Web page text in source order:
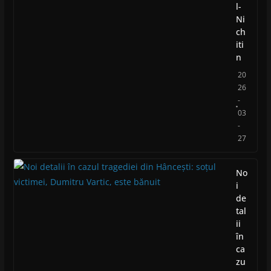
l-
Ni
ch
iti
n
20
26
-
03
-
27
No
i
de
tal
ii
în
ca
zu